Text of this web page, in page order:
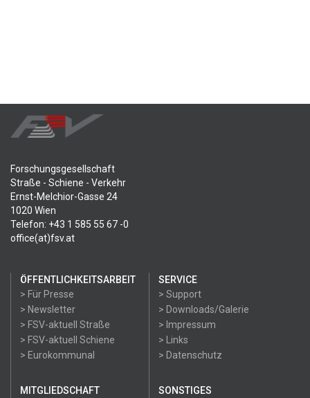
Forschungsgesellschaft
Straße - Schiene - Verkehr
Ernst-Melchior-Gasse 24
1020 Wien
Telefon: +43 1 585 55 67 -0
office(at)fsv.at
ÖFFENTLICHKEITSARBEIT
> Für Presse
> Newsletter
> FSV-aktuell Straße
> FSV-aktuell Schiene
> Eurokommunal
SERVICE
> Support
> Downloads/Galerie
> Impressum
> Links
> Datenschutz
MITGLIEDSCHAFT SONSTIGES